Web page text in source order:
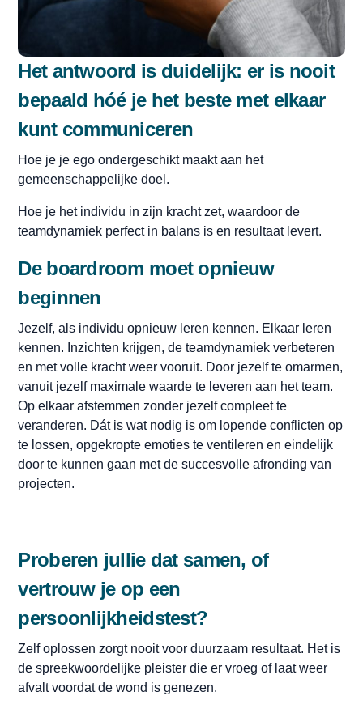
Het antwoord is duidelijk: er is nooit
bepaald hóé je het beste met elkaar
kunt communiceren
Hoe je je ego ondergeschikt maakt aan het
gemeenschappelijke doel.
Hoe je het individu in zijn kracht zet, waardoor de
teamdynamiek perfect in balans is en resultaat levert.
De boardroom moet opnieuw
beginnen
Jezelf, als individu opnieuw leren kennen. Elkaar leren
kennen. Inzichten krijgen, de teamdynamiek verbeteren
en met volle kracht weer vooruit. Door jezelf te omarmen,
vanuit jezelf maximale waarde te leveren aan het team.
Op elkaar afstemmen zonder jezelf compleet te
veranderen. Dát is wat nodig is om lopende conflicten op
te lossen, opgekropte emoties te ventileren en eindelijk
door te kunnen gaan met de succesvolle afronding van
projecten.
Proberen jullie dat samen, of
vertrouw je op een
persoonlijkheidstest?
Zelf oplossen zorgt nooit voor duurzaam resultaat. Het is
de spreekwoordelijke pleister die er vroeg of laat weer
afvalt voordat de wond is genezen.